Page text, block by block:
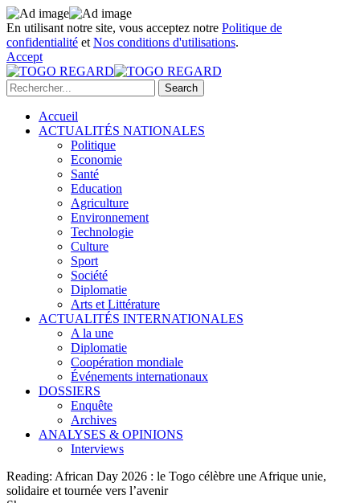
En utilisant notre site, vous acceptez notre Politique de
confidentialité et Nos conditions d'utilisations.
Accept
Accueil
ACTUALITÉS NATIONALES
Politique
Economie
Santé
Education
Agriculture
Environnement
Technologie
Culture
Sport
Société
Diplomatie
Arts et Littérature
ACTUALITÉS INTERNATIONALES
A la une
Diplomatie
Coopération mondiale
Événements internationaux
DOSSIERS
Enquête
Archives
ANALYSES & OPINIONS
Interviews
Reading: African Day 2026 : le Togo célèbre une Afrique unie,
solidaire et tournée vers l’avenir